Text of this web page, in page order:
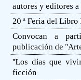
autores y editores
20 ª Feria del
Convocan a
publicación de
''Los días que
ficción